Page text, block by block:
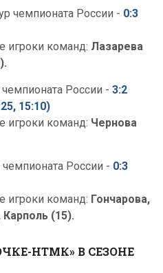
чемпионата России - 0:3
игроки команд: Лазарева
чемпионата России - 3:2
15:10)
игроки команд: Чернова
чемпионата России - 0:3
игроки команд: Гончарова,
(15).
НТМК» В СЕЗОНЕ